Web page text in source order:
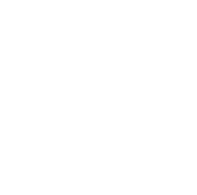
ricoprono il suo corpo con